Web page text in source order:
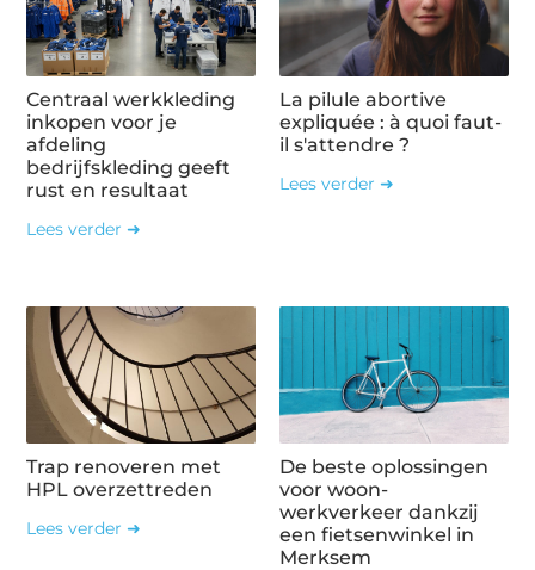
Centraal werkkleding
inkopen voor je
afdeling
bedrijfskleding geeft
rust en resultaat
Lees verder ➜
La pilule abortive
expliquée : à quoi faut-
il s'attendre ?
Lees verder ➜
Trap renoveren met
HPL overzettreden
Lees verder ➜
De beste oplossingen
voor woon-
werkverkeer dankzij
een fietsenwinkel in
Merksem